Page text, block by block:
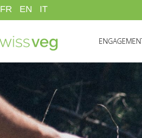
FR EN IT